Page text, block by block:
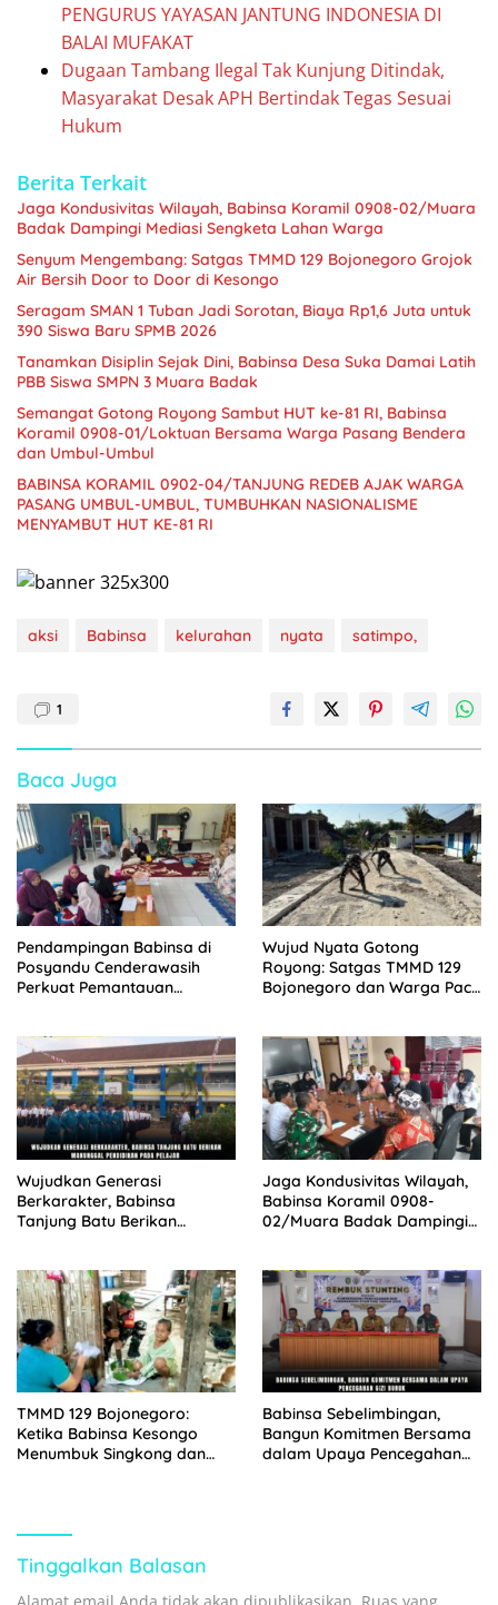
PENGURUS YAYASAN JANTUNG INDONESIA DI
BALAI MUFAKAT
Dugaan Tambang Ilegal Tak Kunjung Ditindak,
Masyarakat Desak APH Bertindak Tegas Sesuai
Hukum
Berita Terkait
Jaga Kondusivitas Wilayah, Babinsa Koramil 0908-02/Muara
Badak Dampingi Mediasi Sengketa Lahan Warga
Senyum Mengembang: Satgas TMMD 129 Bojonegoro Grojok
Air Bersih Door to Door di Kesongo
Seragam SMAN 1 Tuban Jadi Sorotan, Biaya Rp1,6 Juta untuk
390 Siswa Baru SPMB 2026
Tanamkan Disiplin Sejak Dini, Babinsa Desa Suka Damai Latih
PBB Siswa SMPN 3 Muara Badak
Semangat Gotong Royong Sambut HUT ke-81 RI, Babinsa
Koramil 0908-01/Loktuan Bersama Warga Pasang Bendera
dan Umbul-Umbul
BABINSA KORAMIL 0902-04/TANJUNG REDEB AJAK WARGA
PASANG UMBUL-UMBUL, TUMBUHKAN NASIONALISME
MENYAMBUT HUT KE-81 RI
aksi Babinsa kelurahan nyata satimpo,
1
Baca Juga
Pendampingan Babinsa di
Posyandu Cenderawasih
Perkuat Pemantauan
Wujud Nyata Gotong
Royong: Satgas TMMD 129
Bojonegoro dan Warga Pacu
Wujudkan Generasi
Berkarakter, Babinsa
Tanjung Batu Berikan
Jaga Kondusivitas Wilayah,
Babinsa Koramil 0908-
02/Muara Badak Dampingi
TMMD 129 Bojonegoro:
Ketika Babinsa Kesongo
Menumbuk Singkong dan
Babinsa Sebelimbingan,
Bangun Komitmen Bersama
dalam Upaya Pencegahan
Tinggalkan Balasan